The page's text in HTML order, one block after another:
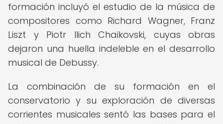
formación incluyó el estudio de la música de
compositores como Richard Wagner, Franz
Liszt y Piotr Ilich Chaikovski, cuyas obras
dejaron una huella indeleble en el desarrollo
musical de Debussy.
La combinación de su formación en el
conservatorio y su exploración de diversas
corrientes musicales sentó las bases para el